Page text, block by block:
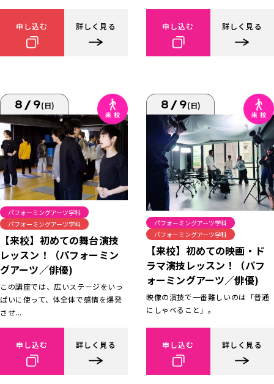
申し込む 詳しく見る 申し込む 詳しく見る
8/9(日)
パフォーミングアーツ学科
パフォーミングアーツ学科
【来校】初めての舞台演技
レッスン！（パフォーミン
グアーツ／俳優)
この講座では、広いステージをいっ
ぱいに使って、体全体で感情を爆発
させ...
申し込む 詳しく見る
8/9(日)
パフォーミングアーツ学科
パフォーミングアーツ学科
【来校】初めての映画・ド
ラマ演技レッスン！（パフ
ォーミングアーツ／俳優)
映像の演技で一番難しいのは「普通
にしゃべること」。
申し込む 詳しく見る